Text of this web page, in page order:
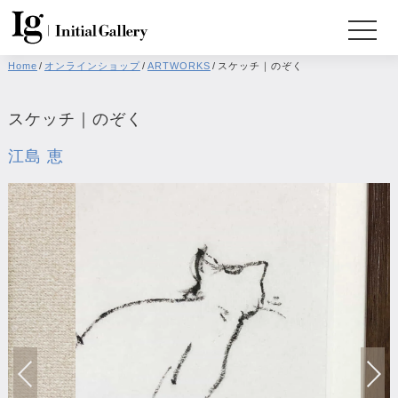
Home / オンラインショップ/ ARTWORKS / スケッチ｜のぞく
スケッチ｜のぞく
江島 恵